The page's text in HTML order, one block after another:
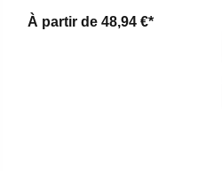
À partir de 48,94 €*